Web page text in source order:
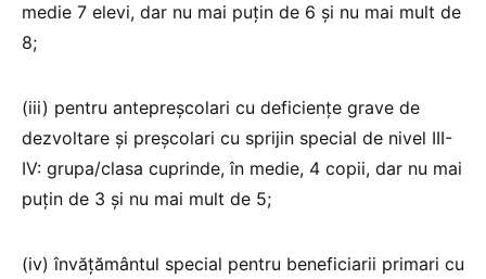
medie 7 elevi, dar nu mai puţin de 6 şi nu mai mult de
8;
(iii) pentru antepreşcolari cu deficienţe grave de
dezvoltare şi preşcolari cu sprijin special de nivel III-
IV: grupa/clasa cuprinde, în medie, 4 copii, dar nu mai
puţin de 3 şi nu mai mult de 5;
(iv) învăţământul special pentru beneficiarii primari cu